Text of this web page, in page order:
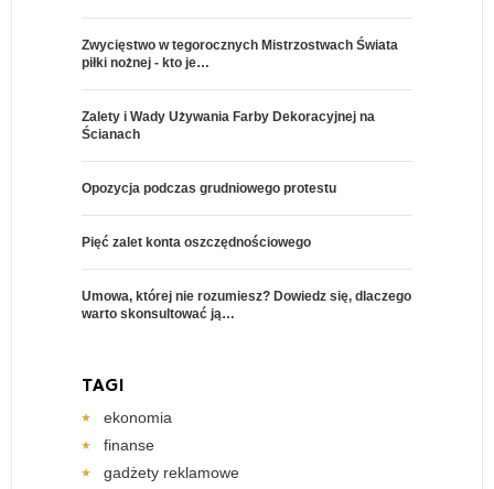
Zwycięstwo w tegorocznych Mistrzostwach Świata
piłki nożnej - kto je…
Zalety i Wady Używania Farby Dekoracyjnej na
Ścianach
Opozycja podczas grudniowego protestu
Pięć zalet konta oszczędnościowego
Umowa, której nie rozumiesz? Dowiedz się, dlaczego
warto skonsultować ją…
TAGI
ekonomia
finanse
gadżety reklamowe